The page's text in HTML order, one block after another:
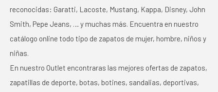
reconocidas: Garatti, Lacoste, Mustang, Kappa, Disney, John
Smith, Pepe Jeans, … y muchas más. Encuentra en nuestro
catálogo online todo tipo de zapatos de mujer, hombre, niños y
niñas.
En nuestro Outlet encontraras las mejores ofertas de zapatos,
zapatillas de deporte, botas, botines, sandalias, deportivas,